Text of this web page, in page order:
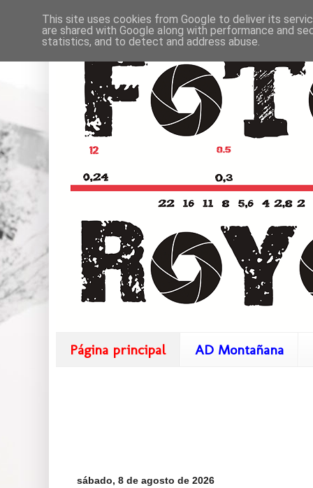
Página principal AD Montañana
sábado, 8 de agosto de 2026
This site uses cookies from Google to deliver its
are shared with Google along with performance and
statistics, and to detect and address abuse.